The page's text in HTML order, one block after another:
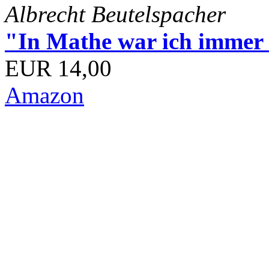
Albrecht Beutelspacher
"In Mathe war ich immer
EUR 14,00
Amazon